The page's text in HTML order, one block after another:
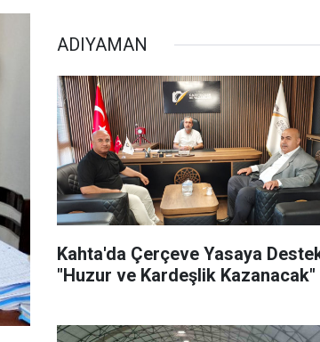
ADIYAMAN
Kahta'da Çerçeve Yasaya
"Huzur ve Kardeşlik Kazanacak"